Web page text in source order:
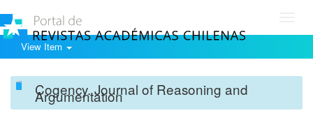
View Item
Cogency. Journal of Reasoning and
Argumentation